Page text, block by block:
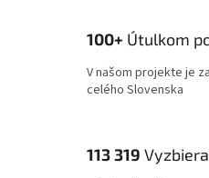
100+ Útulkom
V našom projekte je
celého Slovenska
113 319